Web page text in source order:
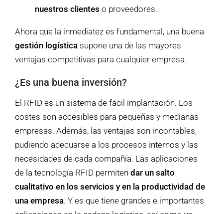
nuestros clientes o proveedores.
Ahora que la inmediatez es fundamental, una buena
gestión logística supone una de las mayores
ventajas competitivas para cualquier empresa.
¿Es una buena inversión?
El RFID es un sistema de fácil implantación. Los
costes son accesibles para pequeñas y medianas
empresas. Además, las ventajas son incontables,
pudiendo adecuarse a los procesos internos y las
necesidades de cada compañía. Las aplicaciones
de la tecnología RFID permiten dar un salto
cualitativo en los servicios y en la productividad de
una empresa. Y es que tiene grandes e importantes